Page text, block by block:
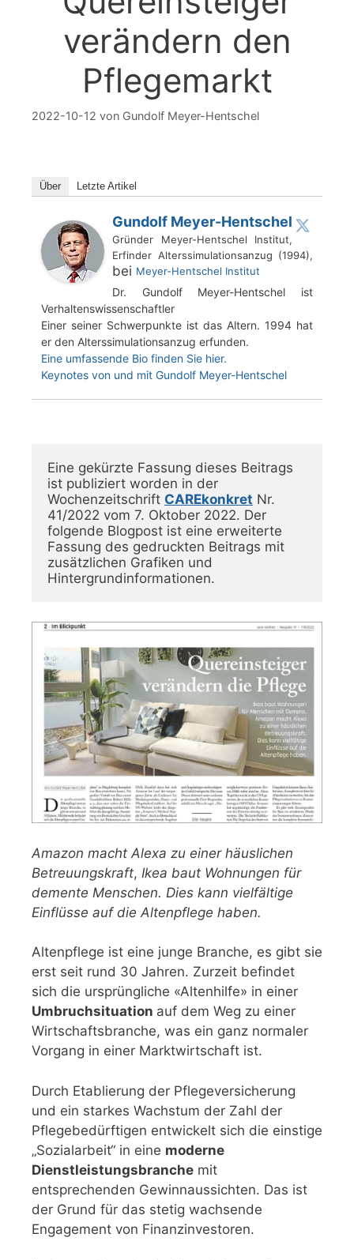
verändern den
Pflegemarkt
2022-10-12 von Gundolf Meyer-Hentschel
Über Letzte Artikel
Gundolf Meyer-Hentschel
Gründer Meyer-Hentschel Institut,
Erfinder Alterssimulationsanzug (1994),
bei Meyer-Hentschel Institut
Dr. Gundolf Meyer-Hentschel ist
Verhaltenswissenschaftler
Einer seiner Schwerpunkte ist das Altern. 1994 hat
er den Alterssimulationsanzug erfunden.
Eine umfassende Bio finden Sie hier.
Keynotes von und mit Gundolf Meyer-Hentschel
Eine gekürzte Fassung dieses Beitrags
ist publiziert worden in der
Wochenzeitschrift CAREkonkret Nr.
41/2022 vom 7. Oktober 2022. Der
folgende Blogpost ist eine erweiterte
Fassung des gedruckten Beitrags mit
zusätzlichen Grafiken und
Hintergrundinformationen.
Amazon macht Alexa zu einer häuslichen
Betreuungskraft, Ikea baut Wohnungen für
demente Menschen. Dies kann vielfältige
Einflüsse auf die Altenpflege haben.
Altenpflege ist eine junge Branche, es gibt sie
erst seit rund 30 Jahren. Zurzeit befindet
sich die ursprüngliche «Altenhilfe» in einer
Umbruchsituation auf dem Weg zu einer
Wirtschaftsbranche, was ein ganz normaler
Vorgang in einer Marktwirtschaft ist.
Durch Etablierung der Pflegeversicherung
und ein starkes Wachstum der Zahl der
Pflegebedürftigen entwickelt sich die einstige
„Sozialarbeit“ in eine moderne
Dienstleistungsbranche mit
entsprechenden Gewinnaussichten. Das ist
der Grund für das stetig wachsende
Engagement von Finanzinvestoren.